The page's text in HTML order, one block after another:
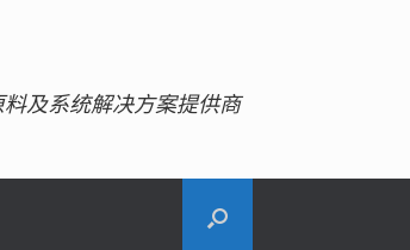
及系统解决方案提供商